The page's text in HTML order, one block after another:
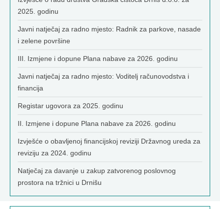
2025. godinu
Javni natječaj za radno mjesto: Radnik za parkove, nasade
i zelene površine
III. Izmjene i dopune Plana nabave za 2026. godinu
Javni natječaj za radno mjesto: Voditelj računovodstva i
financija
Registar ugovora za 2025. godinu
II. Izmjene i dopune Plana nabave za 2026. godinu
Izvješće o obavljenoj financijskoj reviziji Državnog ureda za
reviziju za 2024. godinu
Natječaj za davanje u zakup zatvorenog poslovnog
prostora na tržnici u Drnišu